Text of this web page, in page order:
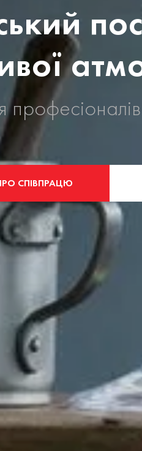
професіоналів
СПІВПРАЦЮ